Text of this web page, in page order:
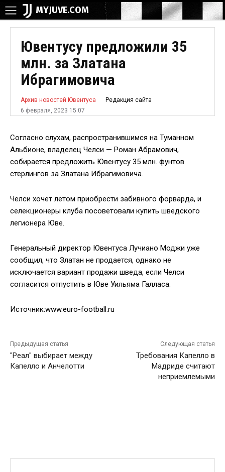
MYJUVE.COM
Ювентусу предложили 35
млн. за Златана
Ибрагимовича
Архив новостей Ювентуса
Редакция сайта
6 февраля, 2023 15:07
Согласно слухам, распространившимся на Туманном
Альбионе, владелец Челси — Роман Абрамович,
собирается предложить Ювентусу 35 млн. фунтов
стерлингов за Златана Ибрагимовича.
Челси хочет летом приобрести забивного форварда, и
селекционеры клуба посоветовали купить шведского
легионера Юве.
Генеральный директор Ювентуса Лучиано Моджи уже
сообщил, что Златан не продается, однако не
исключается вариант продажи шведа, если Челси
согласится отпустить в Юве Уильяма Галласа.
Источник:www.euro-football.ru
Предыдущая статья
"Реал" выбирает между
Капелло и Анчелотти
Следующая статья
Требования Капелло в
Мадриде считают
неприемлемыми